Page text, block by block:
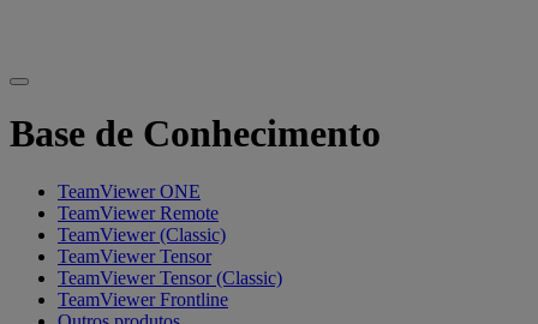
Base de Conhecimento
TeamViewer ONE
TeamViewer Remote
TeamViewer (Classic)
TeamViewer Tensor
TeamViewer Tensor (Classic)
TeamViewer Frontline